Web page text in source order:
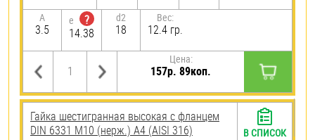
A
3.5
e
?
14.38
d2
18
Вес:
12.4 гр.
Цена:
157р. 89коп.
Гайка шестигранная высокая с фланцем
DIN 6331 М10 (нерж.) A4 (AISI 316)
В СПИСОК